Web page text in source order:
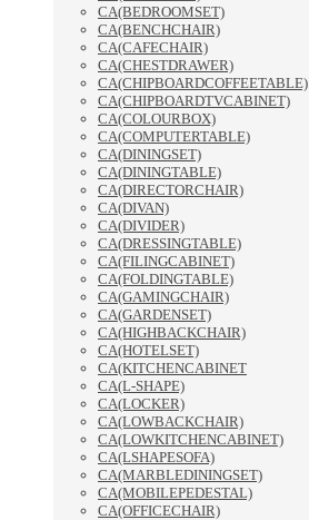
CA(BEDROOMSET)
CA(BENCHCHAIR)
CA(CAFECHAIR)
CA(CHESTDRAWER)
CA(CHIPBOARDCOFFEETABLE)
CA(CHIPBOARDTVCABINET)
CA(COLOURBOX)
CA(COMPUTERTABLE)
CA(DININGSET)
CA(DININGTABLE)
CA(DIRECTORCHAIR)
CA(DIVAN)
CA(DIVIDER)
CA(DRESSINGTABLE)
CA(FILINGCABINET)
CA(FOLDINGTABLE)
CA(GAMINGCHAIR)
CA(GARDENSET)
CA(HIGHBACKCHAIR)
CA(HOTELSET)
CA(KITCHENCABINET
CA(L-SHAPE)
CA(LOCKER)
CA(LOWBACKCHAIR)
CA(LOWKITCHENCABINET)
CA(LSHAPESOFA)
CA(MARBLEDININGSET)
CA(MOBILEPEDESTAL)
CA(OFFICECHAIR)